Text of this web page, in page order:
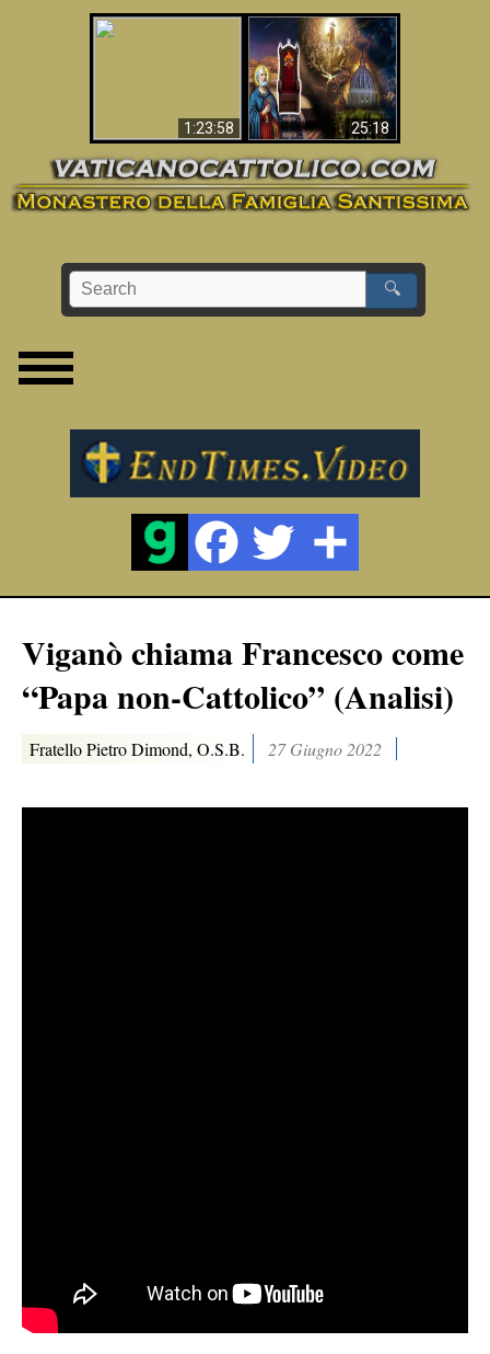
1:23:58 25:18
La Bibbia ha previsto
70 anni senza Papa?
🔍
Viganò chiama Francesco come
“Papa non-Cattolico” (Analisi)
Fratello Pietro Dimond, O.S.B. 27 Giugno 2022